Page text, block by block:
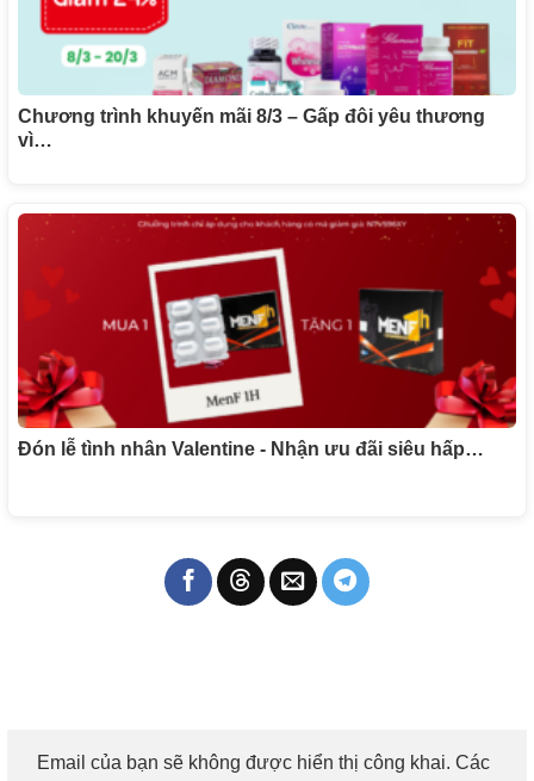
Chương trình khuyến mãi 8/3 – Gấp đôi yêu thương
vì…
Đón lễ tình nhân Valentine - Nhận ưu đãi siêu hấp…
Email của bạn sẽ không được hiển thị công khai. Các